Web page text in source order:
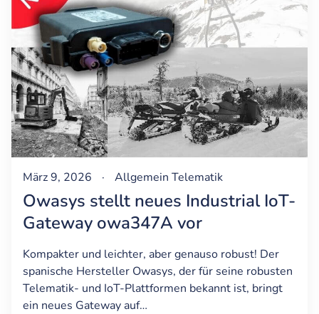
März 9, 2026 · Allgemein Telematik
Owasys stellt neues Industrial IoT-
Gateway owa347A vor
Kompakter und leichter, aber genauso robust! Der
spanische Hersteller Owasys, der für seine robusten
Telematik- und IoT-Plattformen bekannt ist, bringt
ein neues Gateway auf…